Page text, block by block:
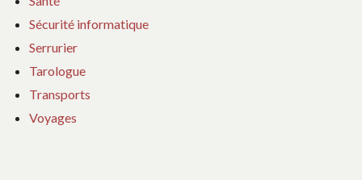
Sécurité informatique
Serrurier
Tarologue
Transports
Voyages